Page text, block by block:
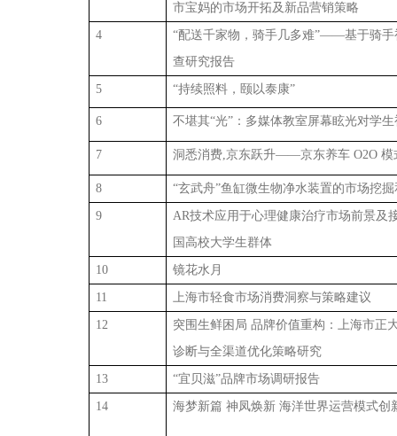
市宝妈的市场开拓及新品营销策略
4
“配送千家物，骑手几多难”——基于骑手
查研究报告
5 “持续照料，颐以泰康”
6 不堪其“光”：多媒体教室屏幕眩光对学
7 洞悉消费,京东跃升——京东养车 O2O 模
8 “玄武舟”鱼缸微生物净水装置的市场挖
9
AR技术应用于心理健康治疗市场前景
国高校大学生群体
10 镜花水月
11 上海市轻食市场消费洞察与策略建议
12 突围生鲜困局 品牌价值重构：上海市正
诊断与全渠道优化策略研究
13 “宜贝滋”品牌市场调研报告
14 海梦新篇 神凤焕新 海洋世界运营模式创